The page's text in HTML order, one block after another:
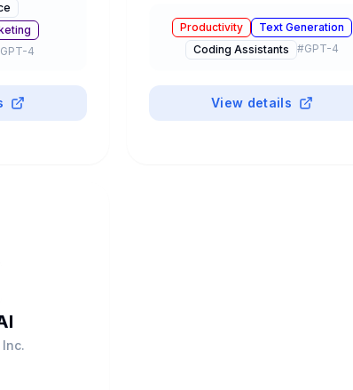
con 12M+
GPT-4
Mode, Coding Agent autónomo y
plan gratuito.
Productivity
Text Generation
Coding Assistants
#GPT-4
View details